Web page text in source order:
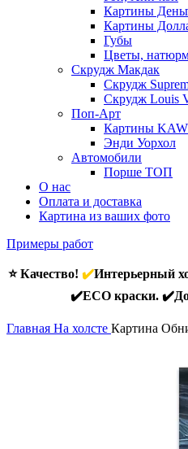
Картины
Картины
Губы
Цветы,
Скрудж Макдак
Скрудж
Скрудж Louis
Поп-Арт
Картины
Энди Уорхол
Автомобили
Порше ТОП
О нас
Оплата и доставка
Картина из ваших фото
Примеры работ
⭐ Качество! ✔️Интерьерный
✔️ECO краски.
Главная На холсте Картина